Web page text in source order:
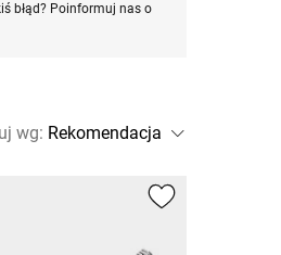
błąd? Poinformuj nas o
wg: